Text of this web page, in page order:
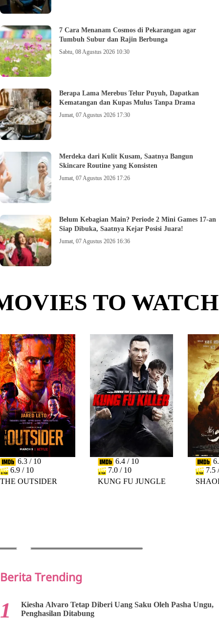
7 Cara Menanam Cosmos di Pekarangan agar
Tumbuh Subur dan Rajin Berbunga
Sabtu, 08 Agustus 2026 10:30
Berapa Lama Merebus Telur Puyuh, Dapatkan
Kematangan dan Kupas Mulus Tanpa Drama
Jumat, 07 Agustus 2026 17:30
Merdeka dari Kulit Kusam, Saatnya Bangun
Skincare Routine yang Konsisten
Jumat, 07 Agustus 2026 17:26
Belum Kebagian Main? Periode 2 Mini Games 17-an
Siap Dibuka, Saatnya Kejar Posisi Juara!
Jumat, 07 Agustus 2026 16:36
TO WATCH
6.3 / 10
6.9 / 10
THE OUTSIDER
6.4 / 10
7.0 / 10
KUNG FU JUNGLE
7.5
Berita Trending
Kiesha Alvaro Tetap Diberi Uang Saku Oleh Pasha Ungu,
Penghasilan Ditabung